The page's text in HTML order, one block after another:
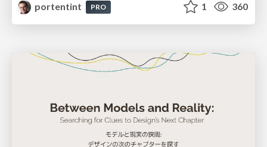
portentint
PRO 1 360